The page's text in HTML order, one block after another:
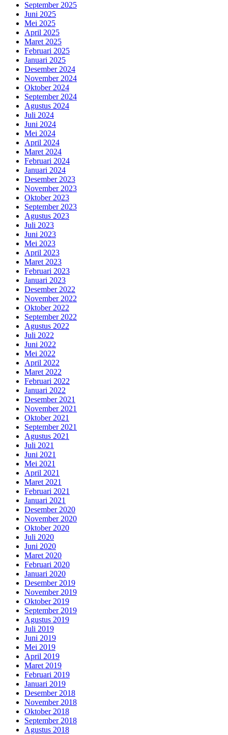
September 2025
Juni 2025
Mei 2025
April 2025
Maret 2025
Februari 2025
Januari 2025
Desember 2024
November 2024
Oktober 2024
September 2024
Agustus 2024
Juli 2024
Juni 2024
Mei 2024
April 2024
Maret 2024
Februari 2024
Januari 2024
Desember 2023
November 2023
Oktober 2023
September 2023
Agustus 2023
Juli 2023
Juni 2023
Mei 2023
April 2023
Maret 2023
Februari 2023
Januari 2023
Desember 2022
November 2022
Oktober 2022
September 2022
Agustus 2022
Juli 2022
Juni 2022
Mei 2022
April 2022
Maret 2022
Februari 2022
Januari 2022
Desember 2021
November 2021
Oktober 2021
September 2021
Agustus 2021
Juli 2021
Juni 2021
Mei 2021
April 2021
Maret 2021
Februari 2021
Januari 2021
Desember 2020
November 2020
Oktober 2020
Juli 2020
Juni 2020
Maret 2020
Februari 2020
Januari 2020
Desember 2019
November 2019
Oktober 2019
September 2019
Agustus 2019
Juli 2019
Juni 2019
Mei 2019
April 2019
Maret 2019
Februari 2019
Januari 2019
Desember 2018
November 2018
Oktober 2018
September 2018
Agustus 2018